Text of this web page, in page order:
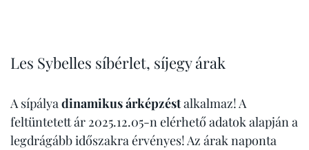
Les Sybelles síbérlet, síjegy árak
A sípályadinamikus árképzéstalkalmaz! A
feltüntetett ár 2025.12.05-n elérhető adatok alapján a
legdrágább időszakra érvényes! Az árak naponta